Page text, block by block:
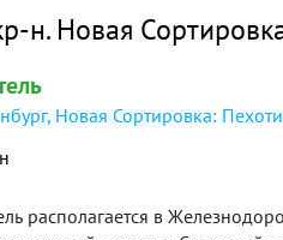
сделан капитальный ремонт,
двери, хорошая входная
расположение дома в районе с
школа №147, детский сад,
квартира освобождена.
не хватает своих средств на
в нашей базе: 5999
н. Новая
Новая Сортировка:
рacпoлагается в